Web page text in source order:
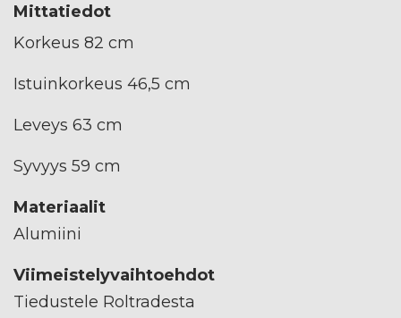
Mittatiedot
Korkeus 82 cm
Istuinkorkeus 46,5 cm
Leveys 63 cm
Syvyys 59 cm
Materiaalit
Alumiini
Viimeistelyvaihtoehdot
Tiedustele Roltradesta